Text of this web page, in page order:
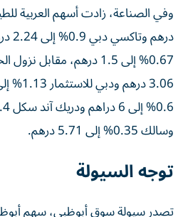
وسالك 0.35% إلى 5.71 درهم.
توجه السيولة